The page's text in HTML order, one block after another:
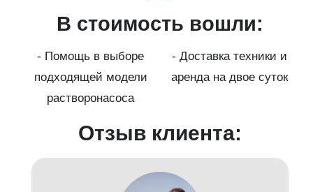
В стоимость вошли:
- Помощь в выборе
подходящей модели
растворонасоса
- Доставка техники и
аренда на двое суток
Отзыв клиента: